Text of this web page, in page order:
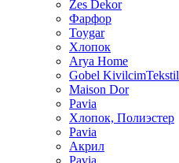
Zes Dekor
Фарфор
Toygar
Хлопок
Arya Home
Gobel KivilcimTekstil
Maison Dor
Pavia
Хлопок, Полиэстер
Pavia
Акрил
Pavia